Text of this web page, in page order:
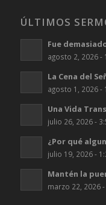
ÚLTIMOS
Fue
agosto 2, 2026 -
La Cena del
agosto 1, 2026 -
Una Vida
julio 26, 2026 -
¿Por qué
julio 19, 2026 -
Mantén la
marzo 22, 2026